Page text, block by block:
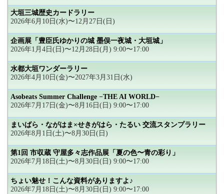
大垣三城歴史カードラリー
2026年6月10日(水)〜12月27日(日)
企画展「豊臣氏ゆかりの城 墨俣一夜城・大垣城」
2026年1月4日(日)〜12月28日(月) 9:00〜17:00
水都大垣ワンダーラリー
2026年4月10日(金)〜2027年3月31日(水)
Asobeats Summer Challenge −THE AI WORLD−
2026年7月17日(金)〜8月16日(日) 9:00〜17:00
まいばら・ながはま×せきがはら・たるい 交流スタンプラリー
2026年8月1日(土)〜8月30日(日)
第1回 市収蔵 守屋多々志作品展「夏の色〜青の彩り」
2026年7月18日(土)〜8月30日(日) 9:00〜17:00
ちょい魅せ！こんな資料がありますよ♪
2026年7月18日(土)〜8月30日(日) 9:00〜17:00